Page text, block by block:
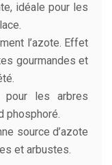
idéale pour les
l’azote. Effet
gourmandes et
pour les arbres
phosphoré.
source d’azote
et arbustes.